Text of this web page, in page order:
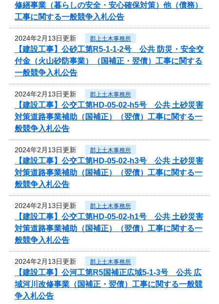
修繕事業（暮らしの安全・安心確保対策）他（債務）
工事に関する一般競争入札公告
2024年2月13日更新 郡上土木事務所
【建設工事】公砂工第R5-1-1-2号 公共 防災・安全交
付金（火山砂防事業）（国補正・翌債）工事に関する
一般競争入札公告
2024年2月13日更新 郡上土木事務所
【建設工事】公交工第HD-05-02-h5号 公共 土砂災害
対策道路事業補助（国補正）（翌債）工事に関する一
般競争入札公告
2024年2月13日更新 郡上土木事務所
【建設工事】公交工第HD-05-02-h3号 公共 土砂災害
対策道路事業補助（国補正）（翌債）工事に関する一
般競争入札公告
2024年2月13日更新 郡上土木事務所
【建設工事】公交工第HD-05-02-h1号 公共 土砂災害
対策道路事業補助（国補正）（翌債）工事に関する一
般競争入札公告
2024年2月13日更新 郡上土木事務所
【建設工事】公河工第R5国補正広域5-1-3号 公共 広
域河川改修事業（国補正・翌債）工事に関する一般競
争入札公告